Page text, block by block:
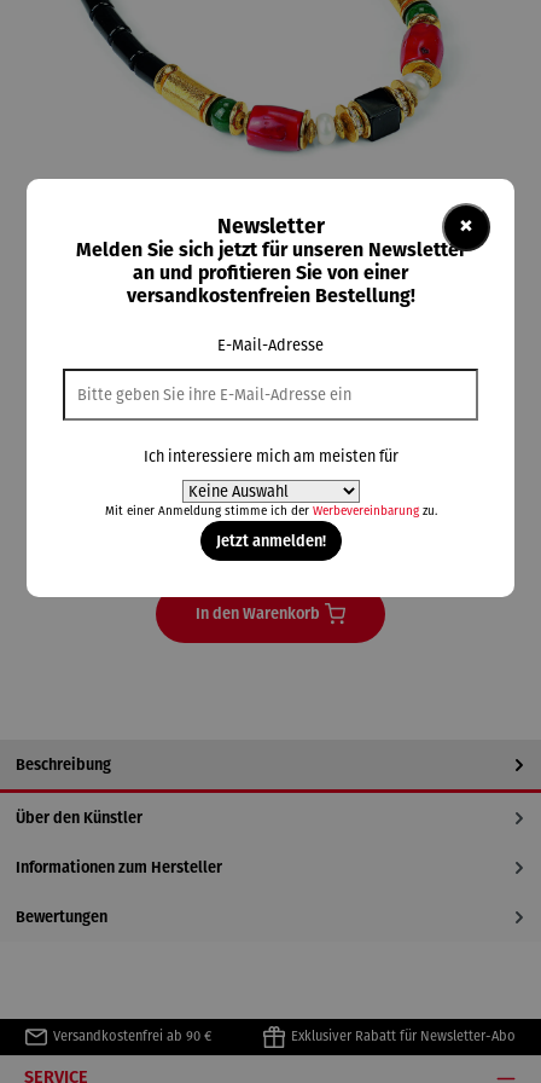
Collier | Elisabeth – Petra Waszak
318,00 €
Preise inkl. MwSt. zzgl. Versandkosten
Lieferzeit 14 Tage
In den Warenkorb
Beschreibung
Über den Künstler
Informationen zum Hersteller
Bewertungen
Versandkostenfrei ab 90 € Exklusiver Rabatt für Newsletter-Abo
SERVICE
×
Newsletter
Melden Sie sich jetzt für unseren Newsletter
an und profitieren Sie von einer
versandkostenfreien Bestellung!
E-Mail-Adresse
Ich interessiere mich am meisten für
Mit einer Anmeldung stimme ich der Werbevereinbarungzu.
Jetzt anmelden!